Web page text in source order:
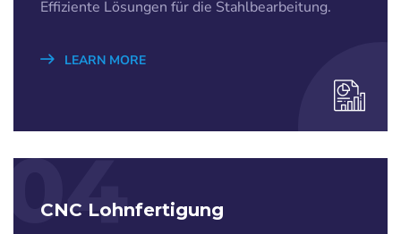
Effiziente Lösungen für die Stahlbearbeitung.
LEARN MORE
04
CNC Lohnfertigung